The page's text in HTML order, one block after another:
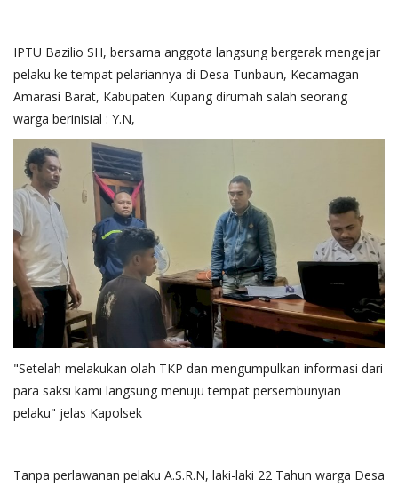
IPTU Bazilio SH, bersama anggota langsung bergerak mengejar
pelaku ke tempat pelariannya di Desa Tunbaun, Kecamagan
Amarasi Barat, Kabupaten Kupang dirumah salah seorang
warga berinisial : Y.N,
"Setelah melakukan olah TKP dan mengumpulkan informasi dari
para saksi kami langsung menuju tempat persembunyian
pelaku" jelas Kapolsek
Tanpa perlawanan pelaku A.S.R.N, laki-laki 22 Tahun warga Desa